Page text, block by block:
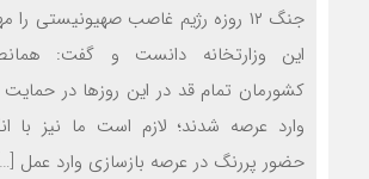
جنگ ۱۲ روزه رژیم غاصب صهیونیستی
این وزارتخانه دانست و گفت:
کشورمان تمام قد در این روزها در حمایت
وارد عرصه شدند؛ لازم است ما نیز با
حضور پررنگ در عرصه بازسازی وارد عمل